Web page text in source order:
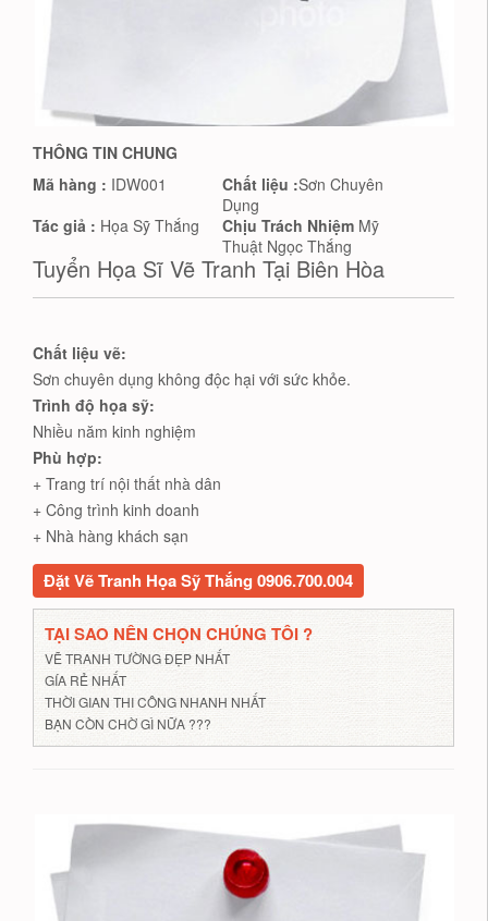
THÔNG TIN CHUNG
Mã hàng : IDW001 Chất liệu :Sơn Chuyên
Dụng
Tác giả : Họa Sỹ Thắng Chịu Trách Nhiệm Mỹ
Thuật Ngọc Thắng
Tuyển Họa Sĩ Vẽ Tranh Tại Biên Hòa
Chất liệu vẽ:
Sơn chuyên dụng không độc hại với sức khỏe.
Trình độ họa sỹ:
Nhiều năm kinh nghiệm
Phù hợp:
+ Trang trí nội thất nhà dân
+ Công trình kinh doanh
+ Nhà hàng khách sạn
Đặt Vẽ Tranh Họa Sỹ Thắng 0906.700.004
TẠI SAO NÊN CHỌN CHÚNG TÔI ?
VẼ TRANH TƯỜNG ĐẸP NHẤT
GÍA RẺ NHẤT
THỜI GIAN THI CÔNG NHANH NHẤT
BẠN CÒN CHỜ GÌ NỮA ???